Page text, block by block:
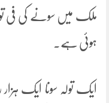
ملک میں سونے کی فی
ہوئی ہے۔